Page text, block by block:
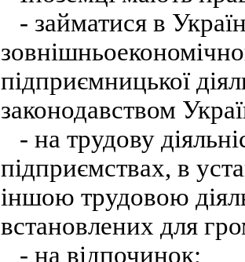
- займатися в
підприємницької
законодавством
- на трудову
підприємствах, в
іншою трудовою
встановлених для
- на відпочинок;